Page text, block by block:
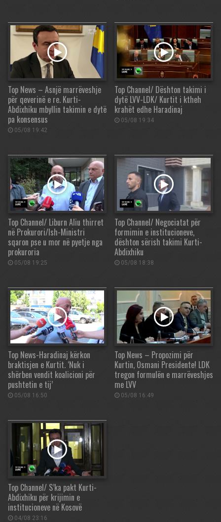
Top News – Asnjë marrëveshje
për qeverinë e re. Kurti-
Abdixhiku mbyllin takimin e dytë
pa konsensus
05/08 19:42
Top Channel/ Dështon takimi i
dytë LVV-LDK/ Kurtit i ktheh
krahët edhe Haradinaj
05/08 19:34
Top Channel/ Liburn Aliu thirret
në Prokurori/Ish-Ministri
sqaron pse u mor në pyetje nga
prokuroria
05/08 19:25
Top Channel/ Negociatat për
formimin e institucioneve,
dështon sërish takimi Kurti-
Abdixhiku
05/08 18:38
Top News-Haradinaj kërkon
braktisjen e Kurtit. ‘Nuk i
shërben vendit koalicioni për
pushtetin e tij’
05/08 16:50
Top News – Propozimi për
Kurtin, Osmani Presidente! LDK
tregon formulën e marrëveshjes
me LVV
05/08 16:49
Top Channel/ S’ka pakt Kurti-
Abdixhiku për krijimin e
institucioneve në Kosovë
04/08 23:16